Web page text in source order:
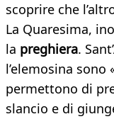
scoprire che
La Quaresima,
la preghiera.
l’elemosina
permettono di
slancio e di